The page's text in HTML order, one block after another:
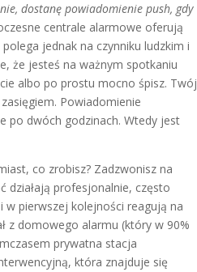
dostanę powiadomienie push, gdy
centrale alarmowe oferują
jednak na czynniku ludzkim i
że jesteś na ważnym spotkaniu
albo po prostu mocno śpisz. Twój
Powiadomienie
po dwóch godzinach. Wtedy jest
co zrobisz? Zadzwonisz na
działają profesjonalnie, często
pierwszej kolejności reagują na
z domowego alarmu (który w 90%
prywatna stacja
która znajduje się